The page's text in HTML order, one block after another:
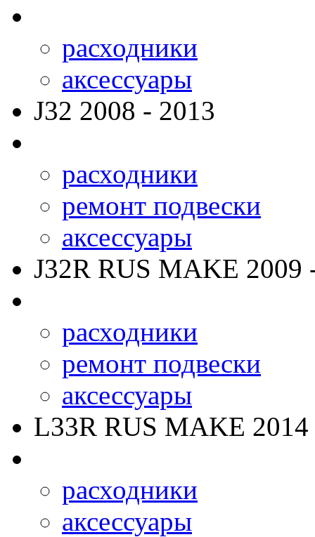
расходники
аксессуары
J32 2008 - 2013
расходники
ремонт подвески
аксессуары
J32R RUS MAKE 2009
расходники
ремонт подвески
аксессуары
L33R RUS MAKE 2014
расходники
аксессуары